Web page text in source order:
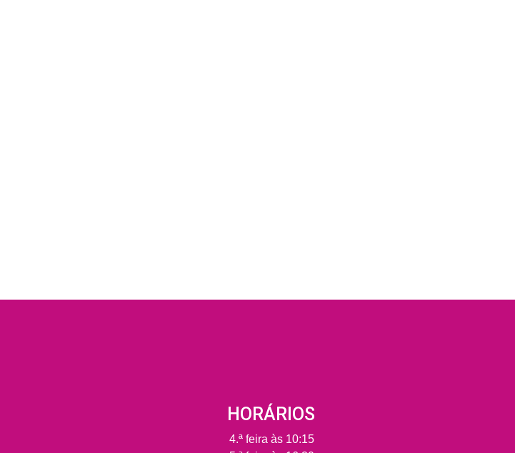
HORÁRIOS
4.ª feira às 10:15